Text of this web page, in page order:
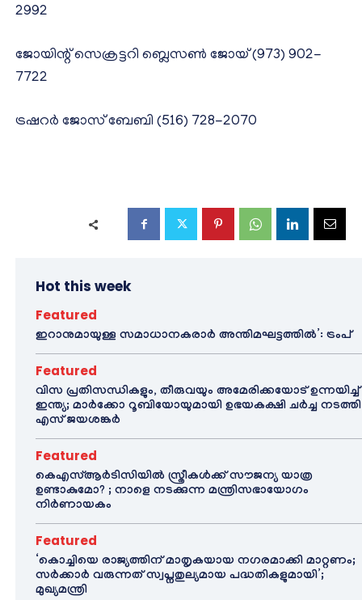
2992
ജോയിന്റ് സെക്രട്ടറി ബ്ലെസൺ ജോയ് (973) 902-
7722
ട്രഷറർ ജോസ് ബേബി (516) 728-2070
Hot this week
Featured
ഇറാനുമായുള്ള സമാധാനകരാർ അന്തിമഘട്ടത്തിൽ‌’: ട്രംപ്
Featured
വിസ പ്രതിസന്ധികളും, തീരുവയും അമേരിക്കയോട് ഉന്നയിച്ച്
ഇന്ത്യ; മാർക്കോ റൂബിയോയുമായി ഉഭയകക്ഷി ചർച്ച നടത്തി
എസ് ജയശങ്കർ
Featured
കെഎസ്ആർടിസിയിൽ സ്ത്രീകൾക്ക് സൗജന്യ യാത്ര
ഉണ്ടാകുമോ? ; നാളെ നടക്കുന്ന മന്ത്രിസഭായോഗം
നിർണായകം
Featured
‘കൊച്ചിയെ രാജ്യത്തിന് മാതൃകയായ നഗരമാക്കി മാറ്റണം;
സർക്കാർ വരുന്നത് സ്വപ്നതുല്യമായ പദ്ധതികളുമായി’;
മുഖ്യമന്ത്രി